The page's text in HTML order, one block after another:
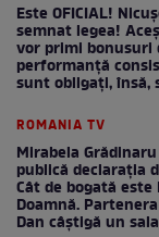
Este OFICIAL!
semnat legea!
vor primi bonusuri
performanță
sunt obligați, însă,
ROMANIA TV
Mirabela
publică declarația
Cât de bogată este
Doamnă.
Dan câștigă un